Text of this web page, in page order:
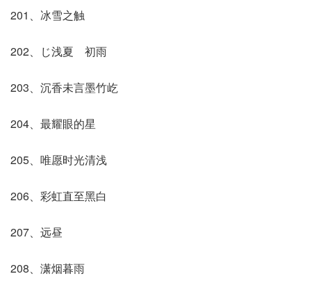
201、冰雪之触
202、じ浅夏ゞ初雨
203、沉香未言墨竹屹
204、最耀眼的星
205、唯愿时光清浅
206、彩虹直至黑白
207、远昼
208、潇烟暮雨